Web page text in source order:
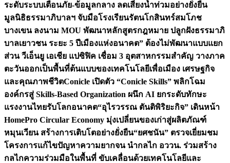
ระดับระบบเตือนภัย-ข้อมูลกลาง ลดเสี่ยงน้ำท่วมอย่างยั่งยืน
มูลนิธิธรรมาภิบาลฯ จับมือโรงเรียนรัตนโกสินทร์สมโภช
บางเขน ลงนาม MOU พัฒนาหลักสูตรกฎหมาย ปลูกฝังธรรมาภิ
บาลเยาวชน ระยะ 5 ปีเมืองแห่งอนาคต” ต้องไม่พัฒนาแบบแยก
ส่วน วีเอ็นยู เอเชีย แปซิฟิค เชื่อม 3 อุตสาหกรรมสำคัญ วางภาค
ตะวันออกเป็นพื้นที่ต้นแบบของเทคโนโลยีเพื่อเมือง เศรษฐกิจ
และคุณภาพชีวิตConicle เปิดตัว “Conicle Skills” พลิกโฉม
องค์กรสู่ Skills-Based Organization ผนึก AI ยกระดับทักษะ
แรงงานไทยรับโลกอนาคต“อุไรวรรณ ตันติพิริยะกิจ” เดินหน้า
HomePro Circular Economy มุ่งเปลี่ยนของเก่าสู่ผลิตภัณฑ์
หมุนเวียน สร้างการเติบโตอย่างยั่งยืน“ยศชนัน” ตรวจเยี่ยมชม
โครงการแก้ไขปัญหาความยากจน นำกลไก อววน. ร่วมสร้าง
กลไกความร่วมมือในพื้นที่ ขับเคลื่อนด้วยเทคโนโลยีและ